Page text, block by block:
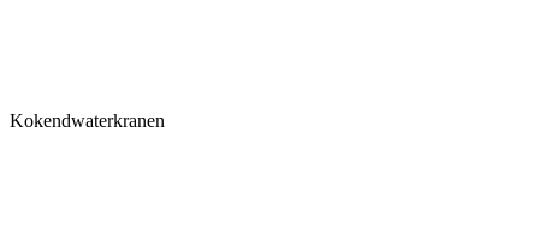
Kokendwaterkranen